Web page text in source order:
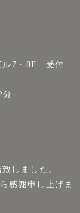
ル7・8F 受付
分
しました。
感謝申し上げま